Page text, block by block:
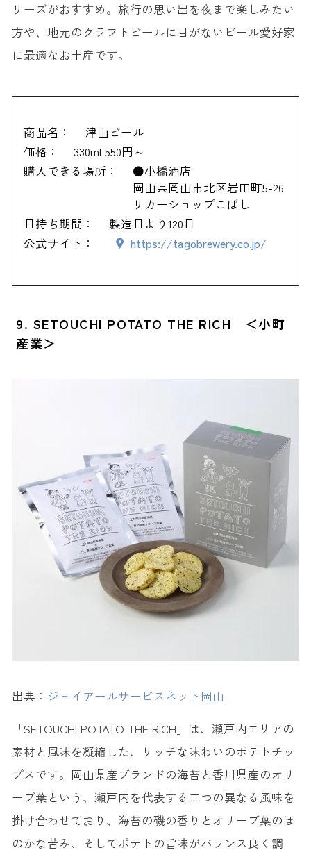
リーズがおすすめ。旅行の思い出を夜まで楽しみたい
方や、地元のクラフトビールに目がないビール愛好家
に最適なお土産です。
商品名：
津山ビール
価格：
330ml 550円～
購入できる場所：
●小橋酒店
岡山県岡山市北区岩田町5-26
リカーショップこばし
日持ち期間：
製造日より120日
公式サイト：
https://tagobrewery.co.jp/
9. SETOUCHI POTATO THE RICH ＜小町
産業＞
出典： ジェイアールサービスネット岡山
「SETOUCHI POTATO THE RICH」は、瀬戸内エリアの
素材と風味を凝縮した、リッチな味わいのポテトチッ
プスです。岡山県産ブランドの海苔と香川県産のオリ
ーブ葉という、瀬戸内を代表する二つの異なる風味を
掛け合わせており、海苔の磯の香りとオリーブ葉のほ
のかな苦み、そしてポテトの旨味がバランス良く調